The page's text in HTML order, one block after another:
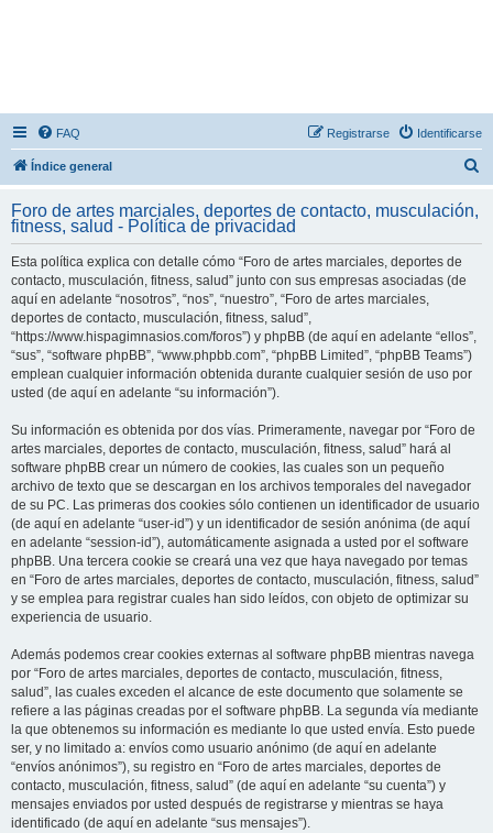
FAQ Identificarse
Registrarse
Índice general
c
Foro de artes marciales, deportes de contacto, musculación,
fitness, salud - Política de privacidad
Esta política explica con detalle cómo “Foro de artes marciales, deportes de
contacto, musculación, fitness, salud” junto con sus empresas asociadas (de
aquí en adelante “nosotros”, “nos”, “nuestro”, “Foro de artes marciales,
deportes de contacto, musculación, fitness, salud”,
“https://www.hispagimnasios.com/foros”) y phpBB (de aquí en adelante “ellos”,
“sus”, “software phpBB”, “www.phpbb.com”, “phpBB Limited”, “phpBB Teams”)
emplean cualquier información obtenida durante cualquier sesión de uso por
usted (de aquí en adelante “su información”).
Su información es obtenida por dos vías. Primeramente, navegar por “Foro de
artes marciales, deportes de contacto, musculación, fitness, salud” hará al
software phpBB crear un número de cookies, las cuales son un pequeño
archivo de texto que se descargan en los archivos temporales del navegador
de su PC. Las primeras dos cookies sólo contienen un identificador de usuario
(de aquí en adelante “user-id”) y un identificador de sesión anónima (de aquí
en adelante “session-id”), automáticamente asignada a usted por el software
phpBB. Una tercera cookie se creará una vez que haya navegado por temas
en “Foro de artes marciales, deportes de contacto, musculación, fitness, salud”
y se emplea para registrar cuales han sido leídos, con objeto de optimizar su
experiencia de usuario.
Además podemos crear cookies externas al software phpBB mientras navega
por “Foro de artes marciales, deportes de contacto, musculación, fitness,
salud”, las cuales exceden el alcance de este documento que solamente se
refiere a las páginas creadas por el software phpBB. La segunda vía mediante
la que obtenemos su información es mediante lo que usted envía. Esto puede
ser, y no limitado a: envíos como usuario anónimo (de aquí en adelante
“envíos anónimos”), su registro en “Foro de artes marciales, deportes de
contacto, musculación, fitness, salud” (de aquí en adelante “su cuenta”) y
mensajes enviados por usted después de registrarse y mientras se haya
identificado (de aquí en adelante “sus mensajes”).